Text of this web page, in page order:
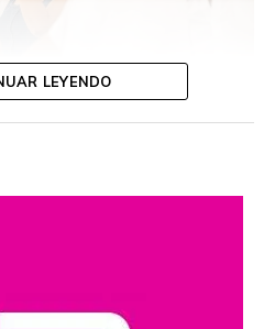
2025
productiva, el presidente
LEYENDO